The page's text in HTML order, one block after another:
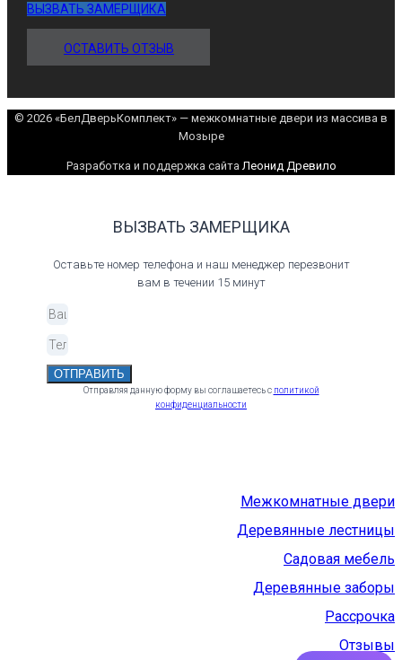
ВЫЗВАТЬ ЗАМЕРЩИКА
ОСТАВИТЬ ОТЗЫВ
© 2026 «БелДверьКомплект» — межкомнатные двери из массива в
Мозыре
Разработка и поддержка сайта Леонид Древило
ВЫЗВАТЬ ЗАМЕРЩИКА
Оставьте номер телефона и наш менеджер перезвонит
вам в течении 15 минут
ОТПРАВИТЬ
Отправляя данную форму вы соглашаетесь с политикой
конфиденциальности
Межкомнатные двери
Деревянные лестницы
Садовая мебель
Деревянные заборы
Рассрочка
Отзывы